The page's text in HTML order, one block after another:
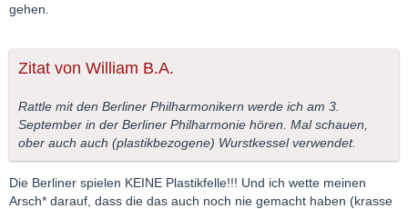
gehen.
Zitat von William B.A.
Rattle mit den Berliner Philharmonikern werde ich am 3.
September in der Berliner Philharmonie hören. Mal schauen,
ober auch auch (plastikbezogene) Wurstkessel verwendet.
Die Berliner spielen KEINE Plastikfelle!!! Und ich wette meinen
Arsch* darauf, dass die das auch noch nie gemacht haben (krasse